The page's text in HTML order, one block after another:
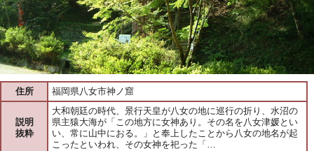
住所 福岡県八女市神ノ窟
説明
抜粋
大和朝廷の時代、景行天皇が八女の地に巡行の折り、水沼の
県主猿大海が「この地方に女神あり。その名を八女津媛とい
い、常に山中におる。」と奉上したことから八女の地名が起
こったといわれ、その女神を祀った「…